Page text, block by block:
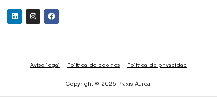
Aviso legal Política de cookies Política de privacidad
Copyright © 2026 Praxis Áurea